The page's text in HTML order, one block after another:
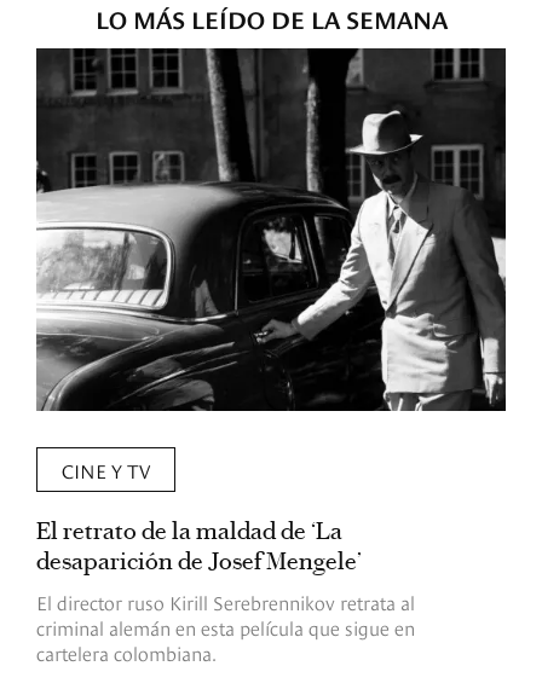
LO MÁS LEÍDO DE LA SEMANA
CINE Y TV
El retrato de la maldad de ‘La
desaparición de Josef Mengele’
El director ruso Kirill Serebrennikov retrata al
criminal alemán en esta película que sigue en
cartelera colombiana.